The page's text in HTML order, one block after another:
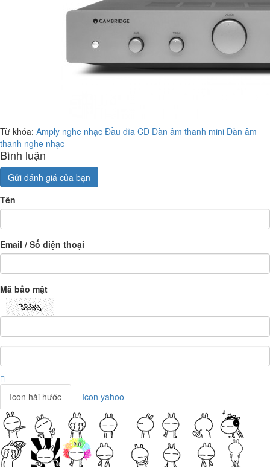
Từ khóa: Amply nghe nhạc Đầu đĩa CD Dàn âm thanh mini Dàn âm
thanh nghe nhạc
Bình luận
Gửi đánh giá của bạn
Tên
Email / Số điện thoại
Mã bảo mật
Icon hài hước Icon yahoo